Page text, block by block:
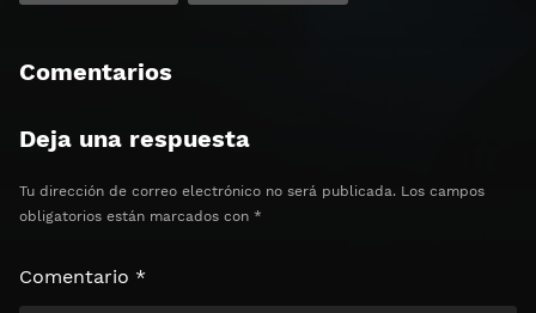
Comentarios
Deja una respuesta
Tu dirección de correo electrónico no será publicada. Los campos
obligatorios están marcados con *
Comentario *